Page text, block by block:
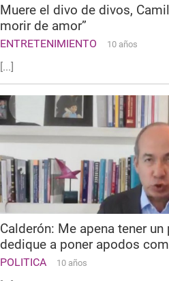
Muere el divo de divos,
morir de amor”
ENTRETENIMIENTO 10 años
[...]
Calderón: Me apena tener
dedique a poner apodos
POLITICA 10 años